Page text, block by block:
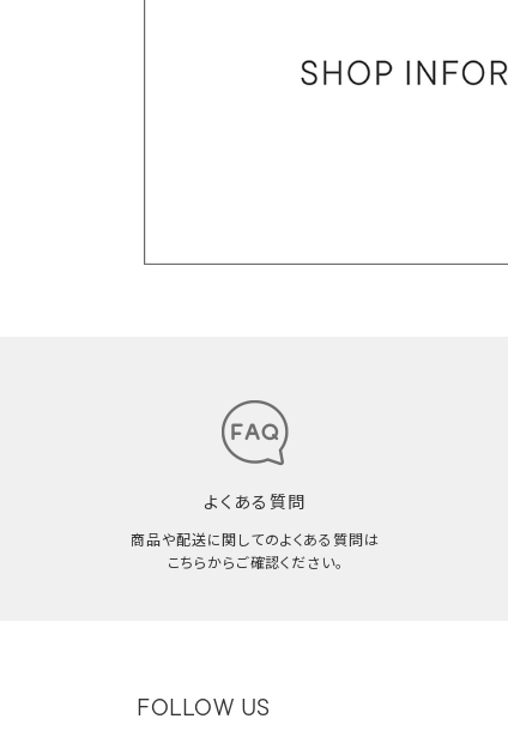
よくある質問
商品や配送に関してのよくある質問は
こちらからご確認ください。
FOLLOW US